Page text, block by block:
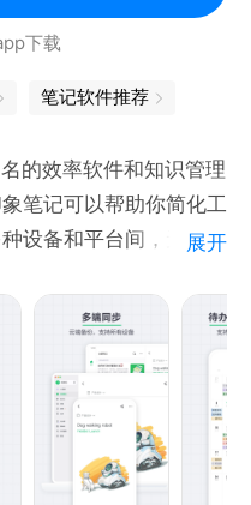
下载
笔记软件推荐
的效率软件和知识管理
笔记可以帮助你简化工
设备和平台间，无缝同
同步和永久保存。“An
永不遗忘)。
语音录制
摘要
展开